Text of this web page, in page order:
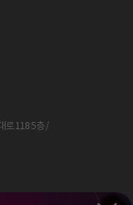
로 118 5층 /